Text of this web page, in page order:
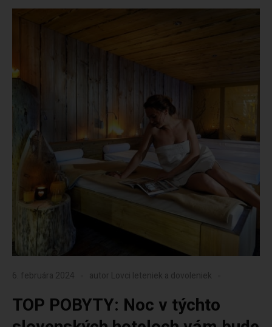
6. februára 2024 autor Lovci leteniek a dovoleniek
TOP POBYTY: Noc v týchto